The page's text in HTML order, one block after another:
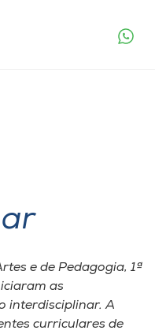
e de Pedagogia, 1ª
as
interdisciplinar. A
curriculares de